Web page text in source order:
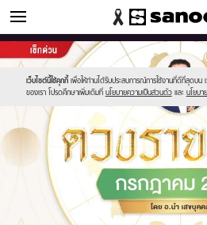
ดูดวง
เว็บไซต์นี้ใช้คุกกี้ เพื่อให้ท่านได้รับประสบการณ์การใช้งานที่ดีที่สุดบน
ของเรา โปรดศึกษาเพิ่มเติมที่ นโยบายความเป็นส่วนตัว และ นโยบา
Sanook
//s.isanook.com/sr/0/images/logo-
new-
sanook.png
600
//s.isanook.com/ho/0/ud/56/283347/
template-
update-
apr.jpg